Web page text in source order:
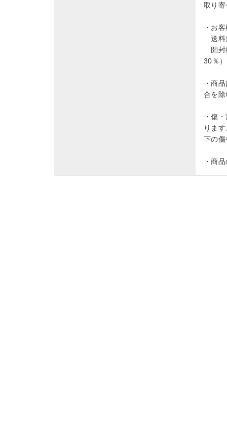
取り
・お
送料
開封
30％
・商
合を
・傷
りま
下の
・商